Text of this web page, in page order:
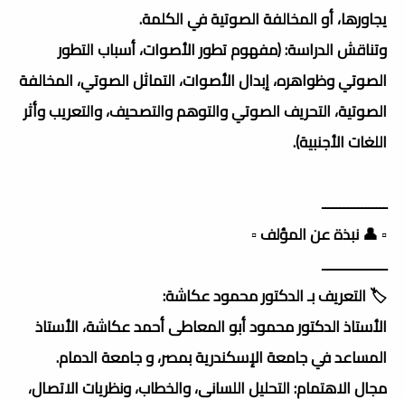
يجاورها، أو المخالفة الصوتية في الكلمة.
وتناقش الدراسة: (مفهوم تطور الأصوات، أسباب التطور
الصوتي وظواهره، إبدال الأصوات، التماثل الصوتي، المخالفة
الصوتية، التحريف الصوتي والتوهم والتصحيف، والتعريب وأثر
اللغات الأجنبية).
ــــــــــــــــــ
▫️ 👤 نبذة عن المؤلف ▫️
ــــــــــــــــــ
🏷️ التعريف بـ الدكتور محمود عكاشة:
الأستاذ الدكتور محمود أبو المعاطى أحمد عكاشة، الأستاذ
المساعد في جامعة الإسكندرية بمصر، و جامعة الدمام.
مجال الاهتمام: التحليل اللسانى، والخطاب، ونظريات الاتصال،